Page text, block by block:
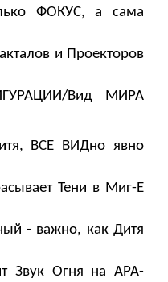
ФОКУС, а сама
и Проекторов
Вид МИРА
ВСЕ ВИДно явно
Тени в Миг-Е
- важно, как Дитя
Звук Огня на АРА-